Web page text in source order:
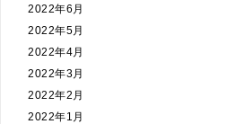
2022年6月
2022年5月
2022年4月
2022年3月
2022年2月
2022年1月